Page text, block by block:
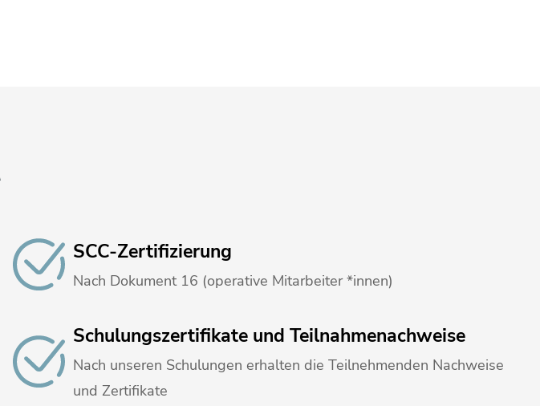
SCC-Zertifizierung
Nach Dokument 16 (operative Mitarbeiter *innen)
Schulungszertifikate und Teilnahmenachweise
Nach unseren Schulungen erhalten die Teilnehmenden Nachweise
und Zertifikate